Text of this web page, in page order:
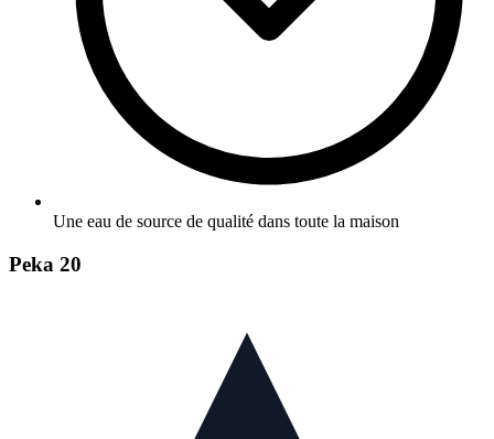
Une eau de source de qualité dans toute la maison
Peka 20